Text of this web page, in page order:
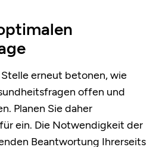
erneut betonen, wie
offen und
Planen Sie daher
ein. Die Notwendigkeit der
Beantwortung Ihrerseits